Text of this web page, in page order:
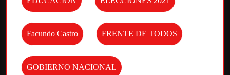
Facundo Castro FRENTE DE TODOS
GOBIERNO NACIONAL